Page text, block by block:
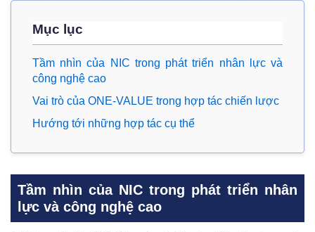
Mục lục
Tầm nhìn của NIC trong phát triển nhân lực và
công nghệ cao
Vai trò của ONE-VALUE trong hợp tác chiến lược
Hướng tới những hợp tác cụ thể
Tầm nhìn của NIC trong phát triển nhân
lực và công nghệ cao